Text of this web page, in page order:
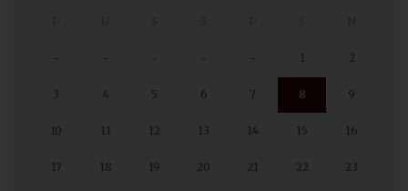
1 2
3 4 5 6 7 8 9
10 11 12 13 14 15 16
17 18 19 20 21 22 23